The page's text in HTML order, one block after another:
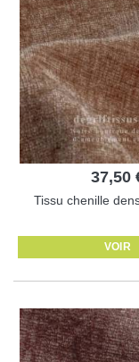
37,50
Tissu chenille
VOIR